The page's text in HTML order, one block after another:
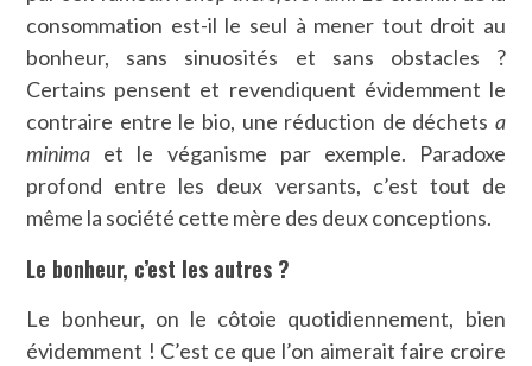
consommation est-il le seul à mener tout droit au
bonheur, sans sinuosités et sans obstacles ?
Certains pensent et revendiquent évidemment le
contraire entre le bio, une réduction de déchets a
minima et le véganisme par exemple. Paradoxe
profond entre les deux versants, c’est tout de
même la société cette mère des deux conceptions.
Le bonheur, c’est les autres ?
Le bonheur, on le côtoie quotidiennement, bien
évidemment ! C’est ce que l’on aimerait faire croire